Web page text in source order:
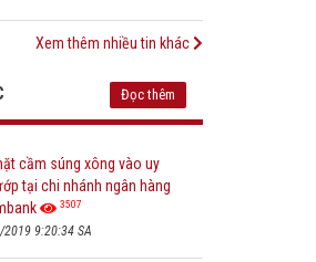
Xem thêm nhiều tin khác
Đọc thêm
cầm súng xông vào uy
tại chi nhánh ngân hàng
3507
9:20:34 SA